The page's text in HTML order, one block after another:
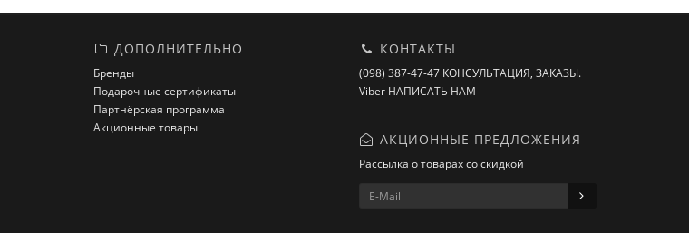
ДОПОЛНИТЕЛЬНО
Бренды
Подарочные сертификаты
Партнёрская программа
Акционные товары
КОНТАКТЫ
(098) 387-47-47 КОНСУЛЬТАЦИЯ, ЗАКАЗЫ.
Viber НАПИСАТЬ НАМ
АКЦИОННЫЕ ПРЕДЛОЖЕНИЯ
Рассылка о товарах со скидкой